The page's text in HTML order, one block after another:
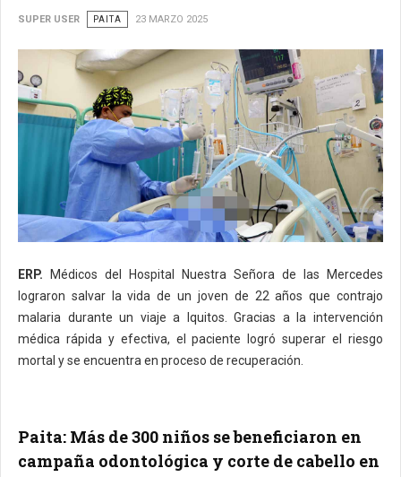
SUPER USER PAITA 23 MARZO 2025
ERP. Médicos del Hospital Nuestra Señora de las Mercedes
lograron salvar la vida de un joven de 22 años que contrajo
malaria durante un viaje a Iquitos. Gracias a la intervención
médica rápida y efectiva, el paciente logró superar el riesgo
mortal y se encuentra en proceso de recuperación.
Paita: Más de 300 niños se beneficiaron en
campaña odontológica y corte de cabello en